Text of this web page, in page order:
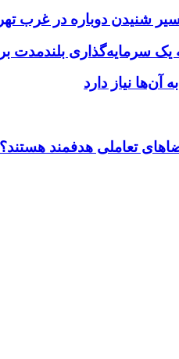
شنیدن دوباره در غرب
یک سرمایه‌گذاری
فضاهای تعاملی هدفمند هستند؟